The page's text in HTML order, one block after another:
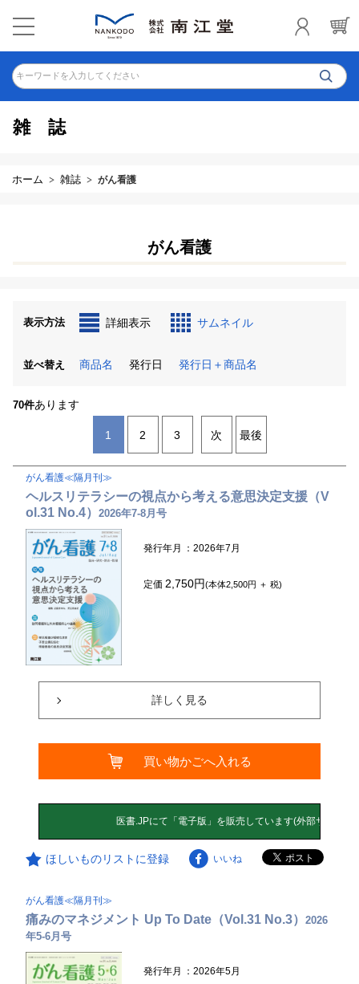
キーワードを入力してください
雑誌
ホーム 雑誌 がん看護
がん看護
表示方法 詳細表示 サムネイル
並べ替え 商品名 発行日 発行日＋商品名
70件あります
1 2 3 次 最後
がん看護≪隔月刊≫
ヘルスリテラシーの視点から考える意思決定支援（V
ol.31 No.4）2026年7-8月号
発行年月 ：2026年7月
定価2,750円(本体2,500円 ＋ 税)
詳しく見る
買い物かごへ入れる
ほしいものリストに登録 いいね
がん看護≪隔月刊≫
痛みのマネジメント Up To Date（Vol.31 No.3）2026
年5-6月号
発行年月 ：2026年5月